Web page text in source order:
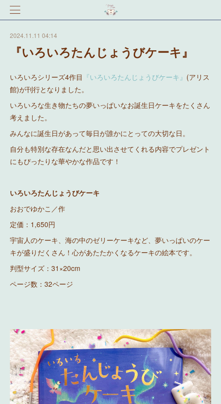
2024.11.11 04:14
『いろいろたんじょうびケーキ』
いろいろシリーズ4作目 『いろいろたんじょうびケーキ』 (アリス
館)が刊行となりました。
いろいろな生き物たちの夢いっぱいなお誕生日ケーキをたくさん
考えました。
みんなに誕生日があって毎日が誰かにとっての大切な日。
自分も特別な存在なんだと思い出させてくれる内容でプレゼント
にもぴったりな華やかな作品です！
いろいろたんじょうびケーキ
おおでゆかこ／作
定価：1,650円
宇宙人のケーキ、海の中のゼリーケーキなど、夢いっぱいのケー
キが盛りだくさん！心があたたかくなるケーキの絵本です。
判型サイズ：31×20cm
ページ数：32ページ